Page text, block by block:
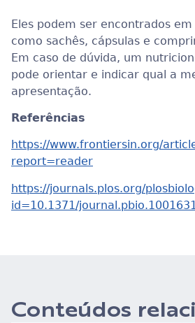
Eles podem ser encontrados
como sachês, cápsulas e
Em caso de dúvida, um
pode orientar e indicar qual a
apresentação.
Referências
https://www.frontiersin.org/
report=reader
https://journals.plos.org/
id=10.1371/journal.pbio.1001631
Conteúdos